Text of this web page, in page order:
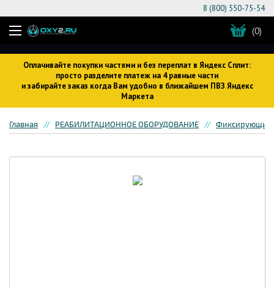
Оплачивайте покупки частями и без переплат в Яндекс Сплит:
просто разделите платеж на 4 равные части
и забирайте заказ когда Вам удобно в ближайшем ПВЗ Яндекс
Маркета
8 (800) 550-75-54
(0)
Главная РЕАБИЛИТАЦИОННОЕ ОБОРУДОВАНИЕ Фиксирующие